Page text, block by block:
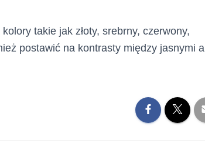
takie jak złoty, srebrny, czerwony,
postawić na kontrasty między jasnymi a